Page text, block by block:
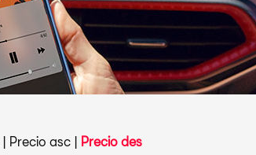
| Precio asc | Precio des